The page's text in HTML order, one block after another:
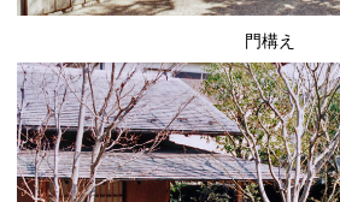
門構え